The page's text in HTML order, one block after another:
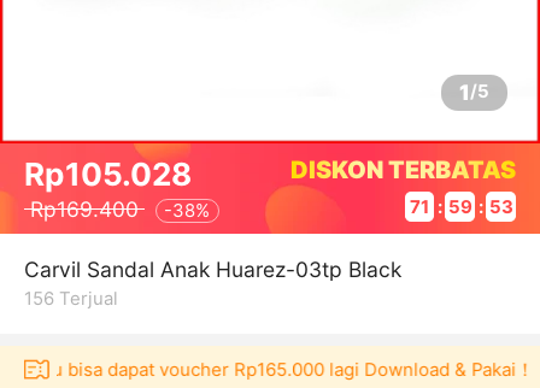
1/5
Rp105.028
Rp169.400 -38%
DISKON TERBATAS
71 : 59 : 53
Carvil Sandal Anak Huarez-03tp Black
156 Terjual
bisa dapat voucher Rp165.000 lagi Download & Pakai！